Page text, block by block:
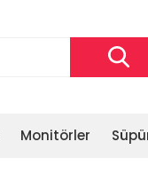
Monitörler